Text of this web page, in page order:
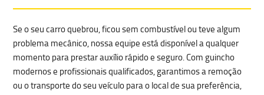
Se o seu carro quebrou, ficou sem combustível ou teve algum
problema mecânico, nossa equipe está disponível a qualquer
momento para prestar auxílio rápido e seguro. Comguincho
modernose profissionais qualificados, garantimos a remoção
ou o transporte do seu veículo para o local de sua preferência,